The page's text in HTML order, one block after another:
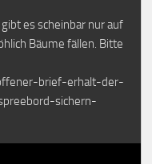
es scheinbar nur auf
Bäume fällen. Bitte
brief-erhalt-der-
sichern-